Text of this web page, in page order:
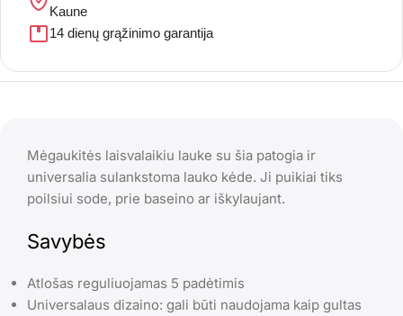
Kaune
14 dienų grąžinimo garantija
Mėgaukitės laisvalaikiu lauke su šia patogia ir
universalia sulankstoma lauko kėde. Ji puikiai tiks
poilsiui sode, prie baseino ar iškylaujant.
Savybės
Atlošas reguliuojamas 5 padėtimis
Universalaus dizaino: gali būti naudojama kaip gultas